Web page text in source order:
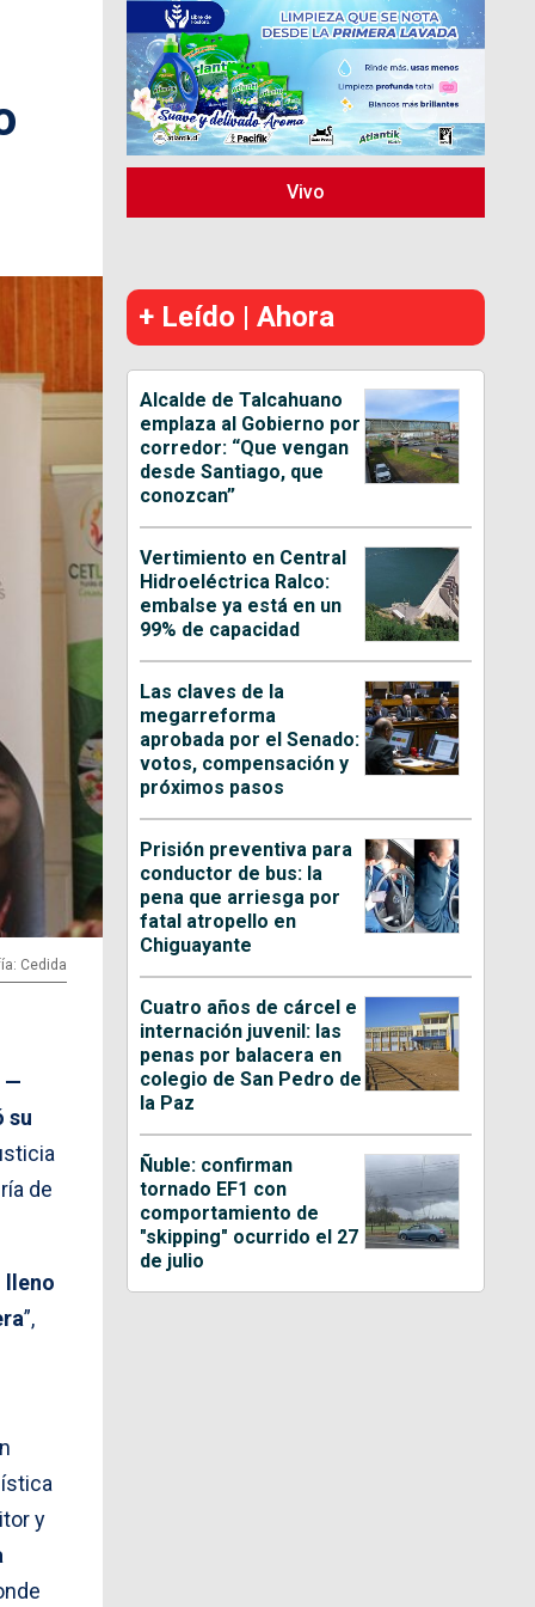
Cedida
—
su
de
lleno
”,
y
Vivo
+ Leído | Ahora
Alcalde de Talcahuano
emplaza al Gobierno por
corredor: “Que vengan
desde Santiago, que
conozcan”
Vertimiento en Central
Hidroeléctrica Ralco:
embalse ya está en un
99% de capacidad
Las claves de la
megarreforma
aprobada por el Senado:
votos, compensación y
próximos pasos
Prisión preventiva para
conductor de bus: la
pena que arriesga por
fatal atropello en
Chiguayante
Cuatro años de cárcel e
internación juvenil: las
penas por balacera en
colegio de San Pedro de
la Paz
Ñuble: confirman
tornado EF1 con
comportamiento de
"skipping" ocurrido el 27
de julio